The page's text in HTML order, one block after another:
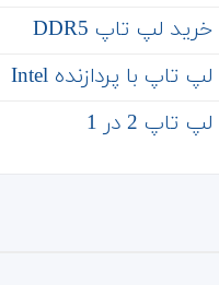
خرید لپ تاپ DDR5
لپ تاپ با پردازنده Intel
لپ تاپ 2 در 1